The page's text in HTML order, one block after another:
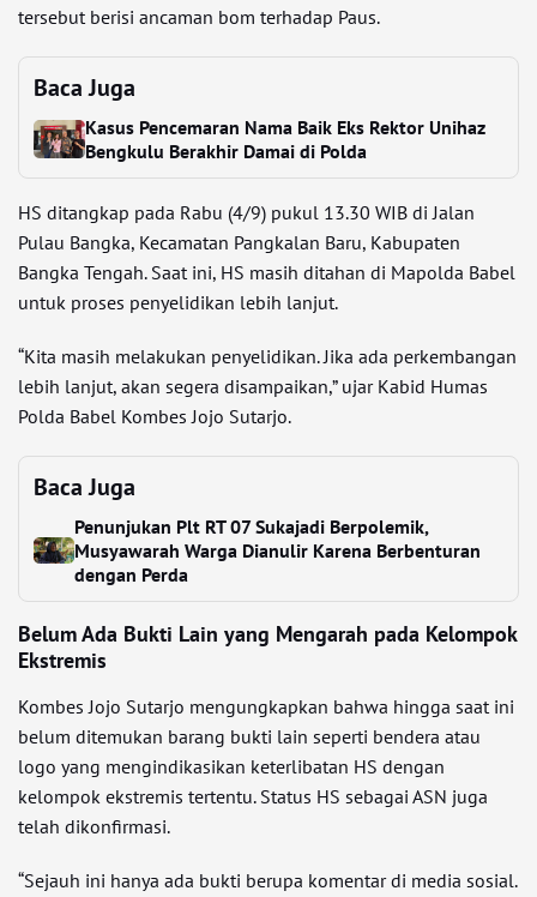
tersebut berisi ancaman bom terhadap Paus.
Baca Juga
Kasus Pencemaran Nama Baik Eks Rektor Unihaz
Bengkulu Berakhir Damai di Polda
HS ditangkap pada Rabu (4/9) pukul 13.30 WIB di Jalan
Pulau Bangka, Kecamatan Pangkalan Baru, Kabupaten
Bangka Tengah. Saat ini, HS masih ditahan di Mapolda Babel
untuk proses penyelidikan lebih lanjut.
“Kita masih melakukan penyelidikan. Jika ada perkembangan
lebih lanjut, akan segera disampaikan,” ujar Kabid Humas
Polda Babel Kombes Jojo Sutarjo.
Baca Juga
Penunjukan Plt RT 07 Sukajadi Berpolemik,
Musyawarah Warga Dianulir Karena Berbenturan
dengan Perda
Belum Ada Bukti Lain yang Mengarah pada Kelompok
Ekstremis
Kombes Jojo Sutarjo mengungkapkan bahwa hingga saat ini
belum ditemukan barang bukti lain seperti bendera atau
logo yang mengindikasikan keterlibatan HS dengan
kelompok ekstremis tertentu. Status HS sebagai ASN juga
telah dikonfirmasi.
“Sejauh ini hanya ada bukti berupa komentar di media sosial.